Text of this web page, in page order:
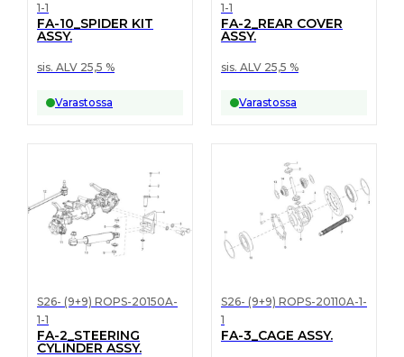
1-1
FA-10_SPIDER KIT
ASSY.
sis. ALV 25,5 %
Varastossa
1-1
FA-2_REAR COVER
ASSY.
sis. ALV 25,5 %
Varastossa
S26- (9+9) ROPS-20150A-
1-1
FA-2_STEERING
CYLINDER ASSY.
S26- (9+9) ROPS-20110A-1-
1
FA-3_CAGE ASSY.